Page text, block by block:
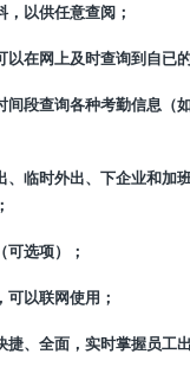
以供任意查阅；
在网上及时查询到自已
间段查询各种考勤信息（
、临时外出、下企业和加
选项）；
以联网使用；
、全面，实时掌握员工